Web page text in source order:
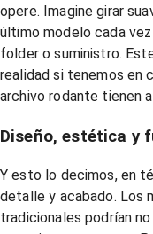
opere. Imagine girar
último modelo cada
folder o suministro.
realidad si tenemos en
archivo rodante tienen
Diseño, estética y
Y esto lo decimos, en
detalle y acabado. Los
tradicionales podrían